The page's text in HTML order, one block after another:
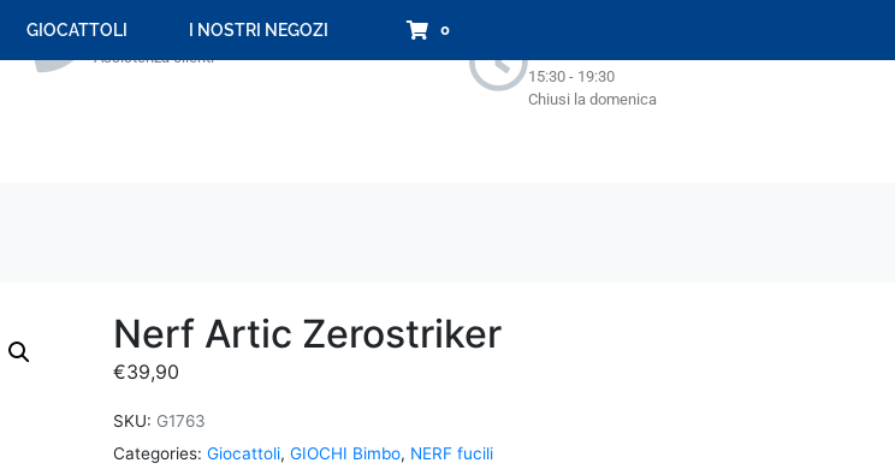
+39 059 694 092
Assistenza clienti
15:30 - 19:30
Chiusi la domenica
GIOCATTOLI I NOSTRI NEGOZI 0
Nerf Artic Zerostriker
€39,90
SKU: G1763
Categories: Giocattoli, GIOCHI Bimbo, NERF fucili